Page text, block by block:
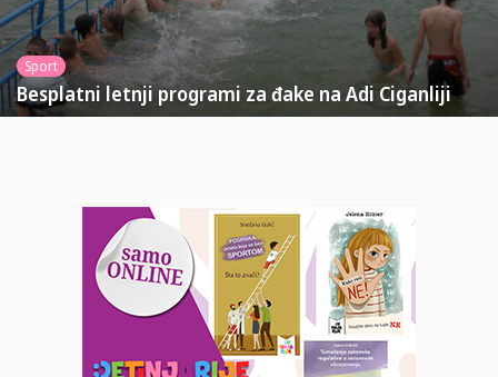
Sport
Besplatni letnji programi za đake na Adi Ciganliji